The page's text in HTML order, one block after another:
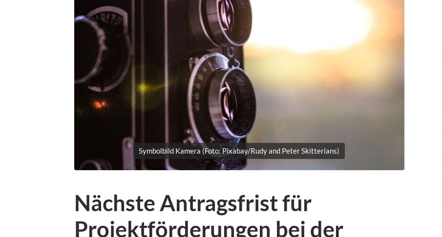
Symbolbild Kamera (Foto: Pixabay/Rudy and Peter Skitterians)
Nächste Antragsfrist für
Projektförderungen bei der